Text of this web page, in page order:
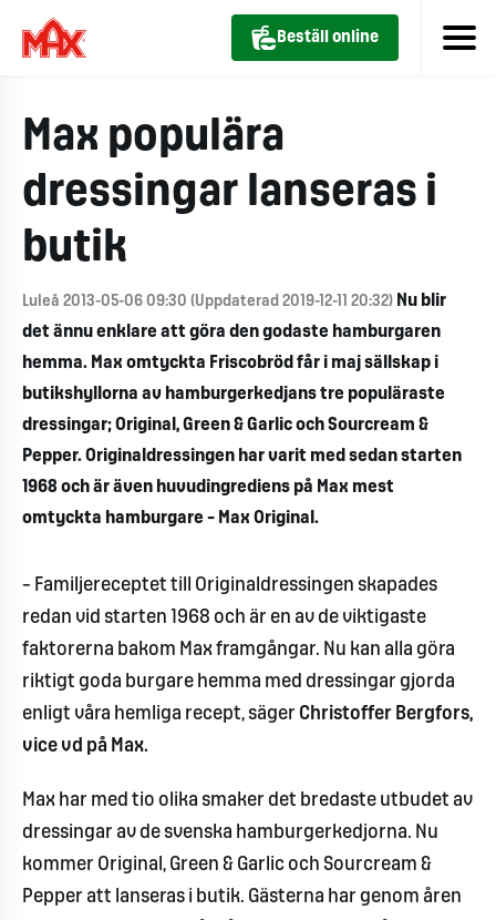
Beställ online
Max populära
dressingar lanseras i
butik
Luleå 2013-05-06 09:30 (Uppdaterad 2019-12-11 20:32) Nu blir
det ännu enklare att göra den godaste hamburgaren
hemma. Max omtyckta Friscobröd får i maj sällskap i
butikshyllorna av hamburgerkedjans tre populäraste
dressingar; Original, Green & Garlic och Sourcream &
Pepper. Originaldressingen har varit med sedan starten
1968 och är även huvudingrediens på Max mest
omtyckta hamburgare – Max Original.
– Familjereceptet till Originaldressingen skapades
redan vid starten 1968 och är en av de viktigaste
faktorerna bakom Max framgångar. Nu kan alla göra
riktigt goda burgare hemma med dressingar gjorda
enligt våra hemliga recept, säger Christoffer Bergfors,
vice vd på Max.
Max har med tio olika smaker det bredaste utbudet av
dressingar av de svenska hamburgerkedjorna. Nu
kommer Original, Green & Garlic och Sourcream &
Pepper att lanseras i butik. Gästerna har genom åren